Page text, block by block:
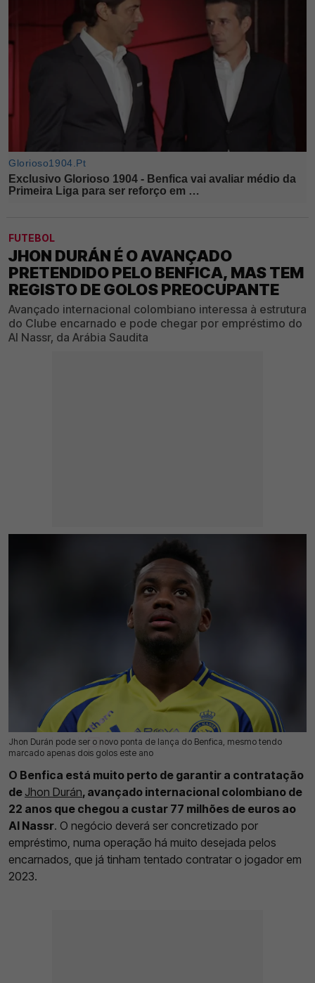
FUTEBOL
JHON DURÁN É O AVANÇADO
PRETENDIDO PELO BENFICA, MAS TEM
REGISTO DE GOLOS PREOCUPANTE
Avançado internacional colombiano interessa à estrutura
do Clube encarnado e pode chegar por empréstimo do
Al Nassr, da Arábia Saudita
Jhon Durán pode ser o novo ponta de lança do Benfica, mesmo tendo
marcado apenas dois golos este ano
17 Jul 2026 | 09:47 | 0
O Benfica está muito perto de garantir a contratação
de Jhon Durán, avançado internacional colombiano de
22 anos que chegou a custar 77 milhões de euros ao
Al Nassr. O negócio deverá ser concretizado por
empréstimo, numa operação há muito desejada pelos
encarnados, que já tinham tentado contratar o jogador em
2023.